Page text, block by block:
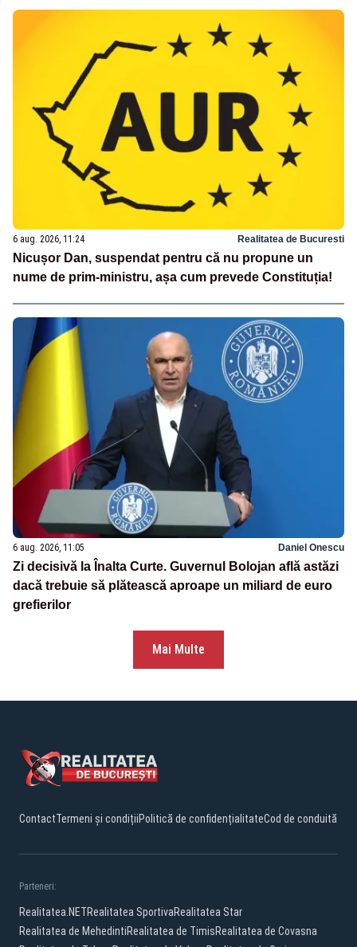
6 aug. 2026, 11:24 Realitatea de Bucuresti
Nicușor Dan, suspendat pentru că nu propune un
nume de prim-ministru, așa cum prevede Constituția!
6 aug. 2026, 11:05 Daniel Onescu
Zi decisivă la Înalta Curte. Guvernul Bolojan află astăzi
dacă trebuie să plătească aproape un miliard de euro
grefierilor
Mai Multe
ContactTermeni și condițiiPolitică de confidențialitateCod de conduită
Parteneri:
Realitatea.NETRealitatea SportivaRealitatea Star
Realitatea de MehedintiRealitatea de TimisRealitatea de Covasna